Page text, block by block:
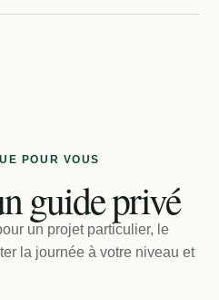
POUR VOUS
guide privé
un projet particulier, le
la journée à votre niveau et